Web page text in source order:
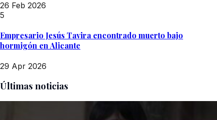
26 Feb 2026
5
Empresario Jesús Tavira encontrado muerto bajo
hormigón en Alicante
29 Apr 2026
Últimas noticias